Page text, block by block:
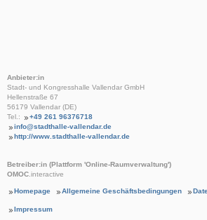
Anbieter:in
Stadt- und Kongresshalle Vallendar GmbH
Hellenstraße 67
56179 Vallendar (DE)
Tel.:
+49 261 96376718
info@stadthalle-vallendar.de
http://www.stadthalle-vallendar.de
Betreiber:in (Plattform 'Online-Raumverwaltung')
OMOC.interactive
Homepage Allgemeine Geschäftsbedingungen
Impressum